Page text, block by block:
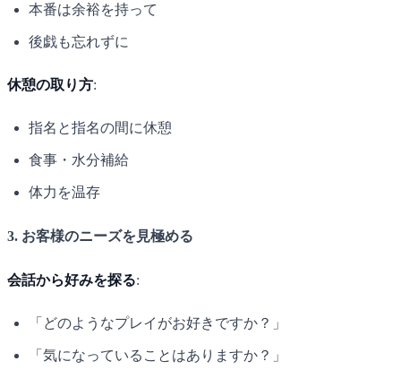
本番は余裕を持って
後戯も忘れずに
休憩の取り方:
指名と指名の間に休憩
食事・水分補給
体力を温存
3. お客様のニーズを見極める
会話から好みを探る:
「どのようなプレイがお好きですか？」
「気になっていることはありますか？」